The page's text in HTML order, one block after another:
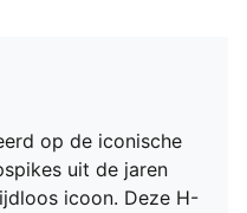
op de iconische
uit de jaren
icoon. Deze H-